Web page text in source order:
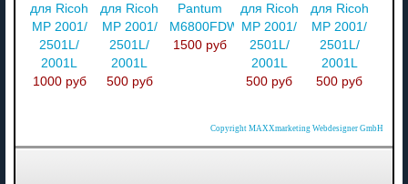
для Ricoh
MP 2001/
2501L/
2001L
1000 руб
для Ricoh
MP 2001/
2501L/
2001L
500 руб
Pantum
M6800FDW
1500 руб
для Ricoh
MP 2001/
2501L/
2001L
500 руб
для Ricoh
MP 2001/
2501L/
2001L
500 руб
Copyright MAXXmarketing Webdesigner GmbH